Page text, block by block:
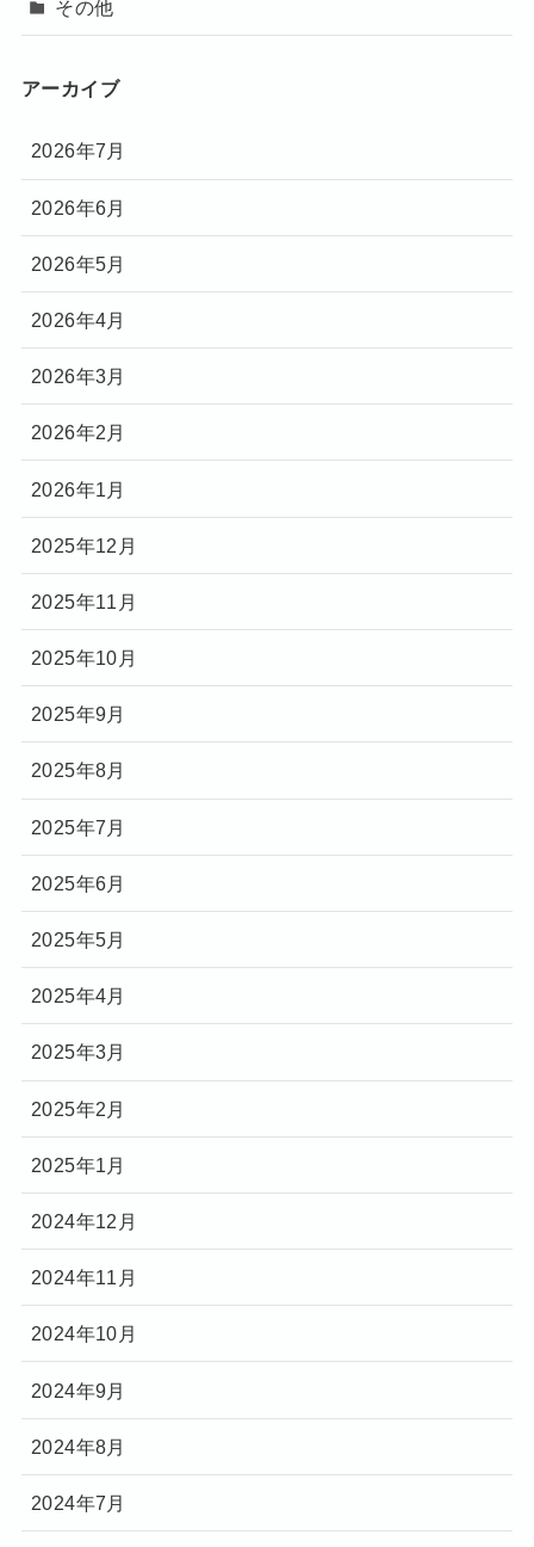
その他
アーカイブ
2026年7月
2026年6月
2026年5月
2026年4月
2026年3月
2026年2月
2026年1月
2025年12月
2025年11月
2025年10月
2025年9月
2025年8月
2025年7月
2025年6月
2025年5月
2025年4月
2025年3月
2025年2月
2025年1月
2024年12月
2024年11月
2024年10月
2024年9月
2024年8月
2024年7月